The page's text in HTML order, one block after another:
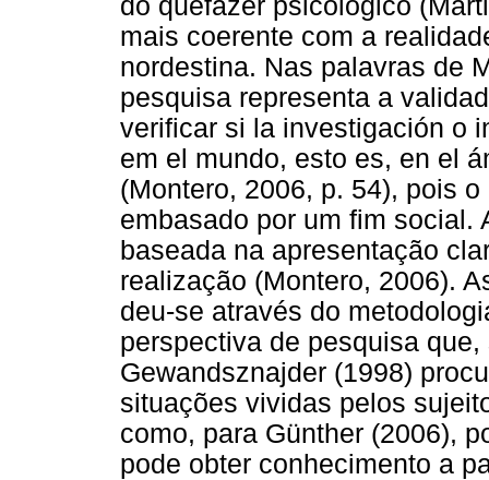
mais coerente com a
nordestina. Nas palavras de
pesquisa representa a
verificar si la investigación o
em el mundo, esto es, en el
(Montero, 2006, p. 54), pois
embasado por um fim social.
baseada na apresentação
realização (Montero, 2006).
deu-se através do
perspectiva de pesquisa
Gewandsznajder (1998)
situações vividas pelos
como, para Günther (2006),
pode obter conhecimento a